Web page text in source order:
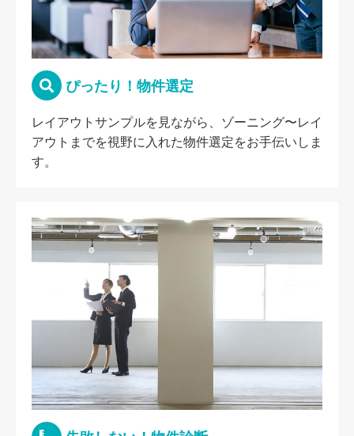
ぴったり！物件選定
レイアウトサンプルを見ながら、ゾーニング〜レイ
アウトまでを視野に入れた物件選定をお手伝いしま
す。